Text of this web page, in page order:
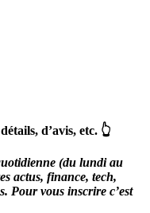
d’avis, etc. 👆
(du lundi au
actus, finance, tech,
Pour vous inscrire c’est